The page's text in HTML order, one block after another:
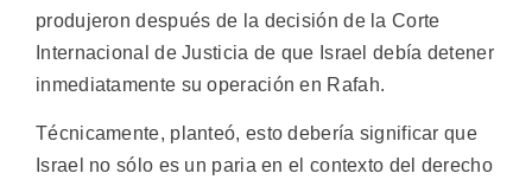
produjeron después de la decisión de la Corte
Internacional de Justicia de que Israel debía detener
inmediatamente su operación en Rafah.
Técnicamente, planteó, esto debería significar que
Israel no sólo es un paria en el contexto del derecho